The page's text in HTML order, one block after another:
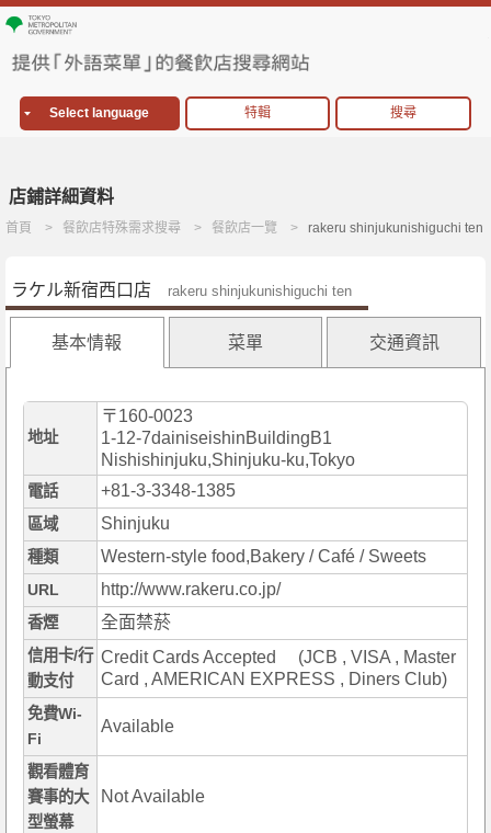
Select language 特輯 搜尋
店鋪詳細資料
首頁 餐飲店特殊需求搜尋 餐飲店一覽 rakeru shinjukunishiguchi ten
ラケル新宿西口店 rakeru shinjukunishiguchi ten
基本情報 菜單 交通資訊
地址
〒160-0023
1-12-7dainiseishinBuildingB1
Nishishinjuku,Shinjuku-ku,Tokyo
電話 +81-3-3348-1385
區域 Shinjuku
種類 Western-style food,Bakery / Café / Sweets
URL http://www.rakeru.co.jp/
香煙 全面禁菸
信用卡/行
動支付
Credit Cards Accepted (JCB , VISA , Master
Card , AMERICAN EXPRESS , Diners Club)
免費Wi-
Fi
Available
觀看體育
賽事的大
型螢幕
Not Available